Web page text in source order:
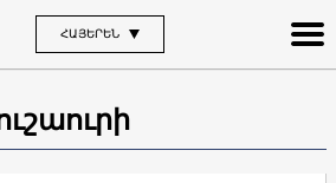
ՀԱՅԵՐԵՆ